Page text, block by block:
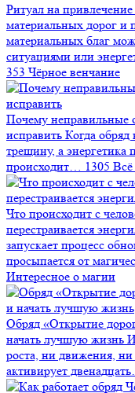
Ритуал на
материальных дорог и
материальных благ
ситуациями или
353 Чёрное венчание
Почему неправильные
исправить Когда
трещину, а энергетика
происходит…
1305 Всё
Что происходит с
перестраивается
запускает процесс
просыпается от
Интересное о магии
Обряд «Открытие
начать лучшую жизнь
роста, ни движения,
активирует